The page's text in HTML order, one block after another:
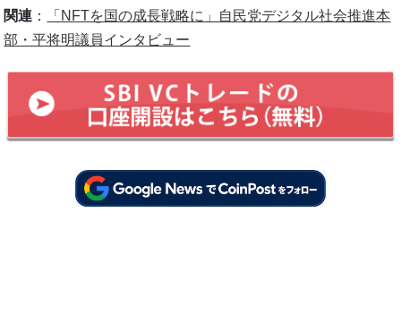
関連 ：
「NFTを国の成長戦略に」自民党デジタル社会推進本
部・平将明議員インタビュー